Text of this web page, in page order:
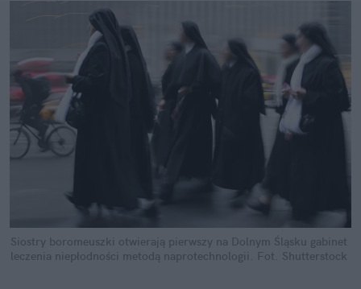
Siostry boromeuszki otwierają pierwszy na Dolnym Śląsku gabinet
leczenia niepłodności metodą naprotechnologii. Fot. Shutterstock